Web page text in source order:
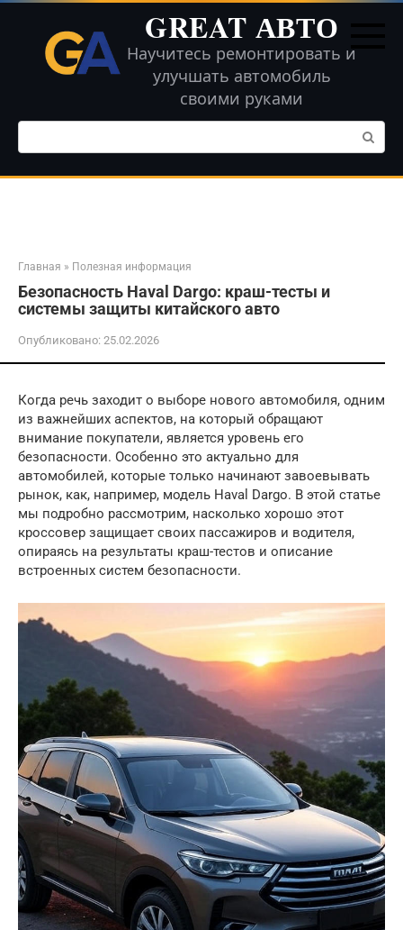
Перейти
контенту
GREAT АВТО
Научитесь ремонтировать и
улучшать автомобиль
своими руками
Поиск:
Главная » Полезная информация
Безопасность Haval Dargo: краш-тесты и
системы защиты китайского авто
Опубликовано: 25.02.2026
Когда речь заходит о выборе нового автомобиля, одним
из важнейших аспектов, на который обращают
внимание покупатели, является уровень его
безопасности. Особенно это актуально для
автомобилей, которые только начинают завоевывать
рынок, как, например, модель Haval Dargo. В этой статье
мы подробно рассмотрим, насколько хорошо этот
кроссовер защищает своих пассажиров и водителя,
опираясь на результаты краш-тестов и описание
встроенных систем безопасности.